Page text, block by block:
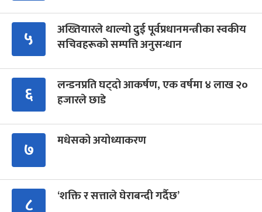
५
अख्तियारले थाल्यो दुई पूर्वप्रधानमन्त्रीका स्वकीय
सचिवहरूको सम्पत्ति अनुसन्धान
६
लन्डनप्रति घट्दो आकर्षण, एक वर्षमा ४ लाख २०
हजारले छाडे
७ मधेसको अयोध्याकरण
८ ‘शक्ति र सत्ताले घेराबन्दी गर्दैछ’